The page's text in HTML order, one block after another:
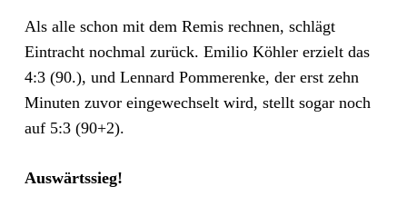
Als alle schon mit dem Remis rechnen, schlägt
Eintracht nochmal zurück. Emilio Köhler erzielt das
4:3 (90.), und Lennard Pommerenke, der erst zehn
Minuten zuvor eingewechselt wird, stellt sogar noch
auf 5:3 (90+2).
Auswärtssieg!